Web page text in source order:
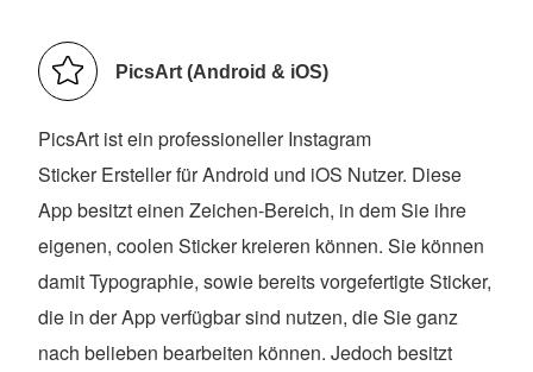
PicsArt (Android & iOS)
PicsArt ist ein professioneller Instagram
Sticker Ersteller für Android und iOS Nutzer. Diese
App besitzt einen Zeichen-Bereich, in dem Sie ihre
eigenen, coolen Sticker kreieren können. Sie können
damit Typographie, sowie bereits vorgefertigte Sticker,
die in der App verfügbar sind nutzen, die Sie ganz
nach belieben bearbeiten können. Jedoch besitzt